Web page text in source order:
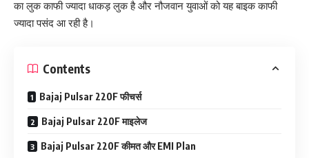
का लुक काफी ज्यादा धाकड़ लुक है और नौजवान युवाओं को यह बाइक काफी
ज्यादा पसंद आ रही है।
Contents
Bajaj Pulsar 220F फीचर्स
Bajaj Pulsar 220F माइलेज
Bajaj Pulsar 220F कीमत और EMI Plan